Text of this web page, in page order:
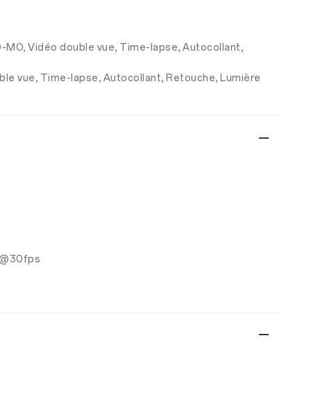
MO, Vidéo double vue, Time-lapse, Autocollant,
vue, Time-lapse, Autocollant, Retouche, Lumière